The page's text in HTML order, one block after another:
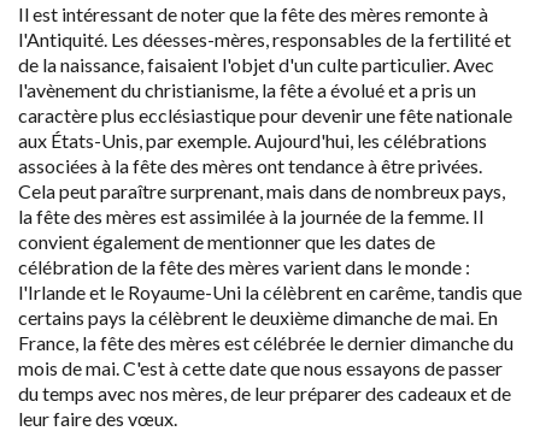
Il est intéressant de noter que la fête des mères remonte à
l'Antiquité. Les déesses-mères, responsables de la fertilité et
de la naissance, faisaient l'objet d'un culte particulier. Avec
l'avènement du christianisme, la fête a évolué et a pris un
caractère plus ecclésiastique pour devenir une fête nationale
aux États-Unis, par exemple. Aujourd'hui, les célébrations
associées à la fête des mères ont tendance à être privées.
Cela peut paraître surprenant, mais dans de nombreux pays,
la fête des mères est assimilée à la journée de la femme. Il
convient également de mentionner que les dates de
célébration de la fête des mères varient dans le monde :
l'Irlande et le Royaume-Uni la célèbrent en carême, tandis que
certains pays la célèbrent le deuxième dimanche de mai. En
France, la fête des mères est célébrée le dernier dimanche du
mois de mai. C'est à cette date que nous essayons de passer
du temps avec nos mères, de leur préparer des cadeaux et de
leur faire des vœux.